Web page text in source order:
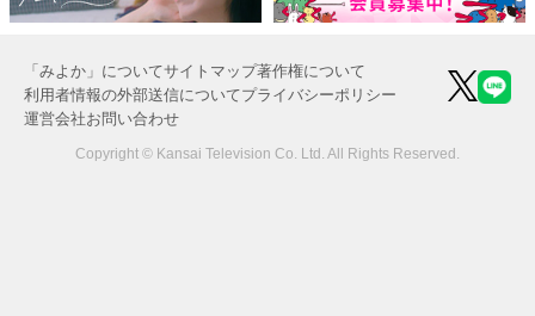
「みよか」についてサイトマップ著作権について
利用者情報の外部送信についてプライバシーポリシー
運営会社お問い合わせ
Copyright © Kansai Television Co. Ltd. All Rights Reserved.